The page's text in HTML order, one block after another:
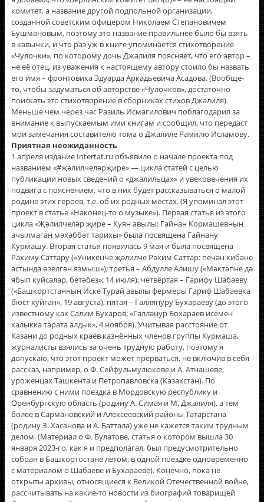
комитет, а название другой подпольной организации,
созданной советским офицером Николаем Степановичем
Бушмановым, поэтому это название правильнее было бы взять
в кавычки, и что раз уж в книге упоминается стихотворение
«Чулочки», по которому дочь Джалиля поясняет, что его автор –
не её отец, из уважения к настоящему автору стоило бы назвать
его имя – фронтовика Эдуарда Аркадьевича Асадова. (Вообще-
то, чтобы задуматься об авторстве «Чулочков», достаточно
поискать это стихотворение в сборниках стихов Джалиля).
Меньше чем через час Разиль Исмагилович поблагодарил за
внимание к выпускаемым ими книгам и сообщил, что передаст
мои замечания составителю тома о Джалиле Рамилю Исламову.
Приятная неожиданность
1 апреля издание Intertat.ru объявило о начале проекта под
названием «#җәлилчеләрҗире» — цикла статей с целью
публикации новых сведений о «джалильцах» и увековечения их
подвига с пояснением, что в них будет рассказываться о малой
родине этих героев, т.е. об их родных местах. (Я упоминал этот
проект в статье «Наконец-то о музыке»). Первая статья из этого
цикла «Җәлилчеләр җире – Куян авылы: Гайнан Кормашевның
ачылмаган мәхәббәт тарихы» была посвящена Гайнану
Курмашу. Вторая статья появилась 9 мая и была посвящена
Рахиму Саттару («Уникенче җәлилче Рәхим Саттар: печән кибәне
астында өзелгән язмыш»); третья – Абдулле Алишу («Мәктәпне дә
ябып куйсалар, бетәбез»; 14 июля), четвёртая – Гарифу Шабаеву
(«Башкортстанның Иске Турай авылы фермеры Гариф Шабаевка
бюст куйган», 19 августа), пятая – Галлянуру Бухараеву (до этого
известному как Салим Бухаров; «Галләнур Бохараев исемен
халыкка тарата алдык», 4 ноября). Учитывая расстояние от
Казани до родных краёв казнённых членов группы Курмаша,
журналисты взялись за очень трудную работу, поэтому я
допускаю, что этот проект может прерваться, не включив в себя
рассказ, например, о Ф. Сейфульмулюкове и А. Атнашеве,
уроженцах Ташкента и Петропавловска (Казахстан). По
сравнению с ними поездка в Мордовскую республику и
Оренбургскую область (родину А. Симая и М. Джалиля), а тем
более в Сармановский и Алексеевский районы Татарстана
(родину З. Хасанова и А. Баттала) уже не кажется таким трудным
делом. (Материал о Ф. Булатове, статья о котором вышла 30
января 2023-го, как я и предполагал, был предусмотрительно
собран в Башкортостане летом, в одной поездке одновременно
с материалом о Шабаеве и Бухараеве). Конечно, пока не
открыты архивы, относящиеся к Великой Отечественной войне,
рассчитывать на какие-то новости из биографий товарищей